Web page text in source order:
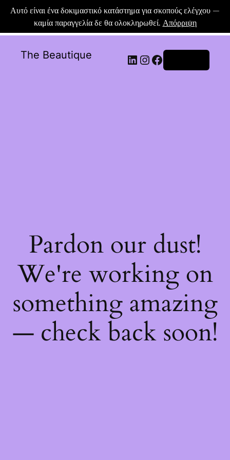
Αυτό είναι ένα δοκιμαστικό κατάστημα για σκοπούς ελέγχου —
καμία παραγγελία δε θα ολοκληρωθεί. Απόρριψη
The Beautique
Pardon our dust!
We're working on
something amazing
— check back soon!